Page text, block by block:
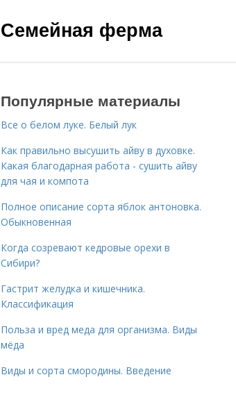
Семейная ферма
Популярные материалы
Все о белом луке. Белый лук
Как правильно высушить айву в духовке.
Какая благодарная работа - сушить айву
для чая и компота
Полное описание сорта яблок антоновка.
Обыкновенная
Когда созревают кедровые орехи в
Сибири?
Гастрит желудка и кишечника.
Классификация
Польза и вред меда для организма. Виды
мёда
Виды и сорта смородины. Введение